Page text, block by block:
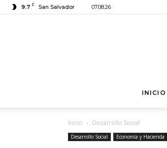
9.7 C San Salvador 07.08.26
INICIO
Inicio Desarrollo Social
Desarrollo Social Economía y Hacienda